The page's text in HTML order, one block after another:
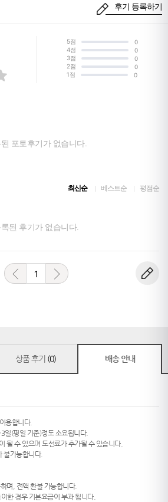
후기 등록하기
5점
0
4점
0
3점
0
2점
0
1점
0
포토후기가 없습니다.
최신순 베스트순 평점순
된 후기가 없습니다.
1
상품 후기 (0) 배송 안내
용합니다.
일(평일 기준)정도 소요됩니다.
될 수 있으며 도선료가 추가될 수 있습니다.
불가능합니다.
며, 전액 환불 가능합니다.
한 경우 기본요금이 부과 됩니다.